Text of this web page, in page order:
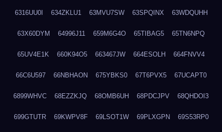
6316UU0I 634ZKLU1 63MVU7SW 63SPQINX 63WDQUHH
63X60DYM 64996J11 659M6G4O 65TIBAG5 65TN6NPQ
65UV4E1K 660K94O5 663467JW 664ESOLH 664FNVV4
66C6U597 66NBHAON 675YBKS0 67T6PVX5 67UCAPT0
6899WHVC 68EZZKJQ 68OMB6UH 68PDCJPV 68QHDOI3
699GTUTR 69KWPV8F 69LSOT1W 69PLXGPN 69S53RP0